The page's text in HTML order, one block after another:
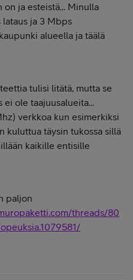
ja esteistä... Minulla
lataus ja 3 Mbps
alueella ja täälä
tulisi litätä, mutta se
ole taajuusalueita...
verkkoa kun esimerkiksi
kuluttua täysin tukossa sillä
kaikille entisille
paljon
threads/80